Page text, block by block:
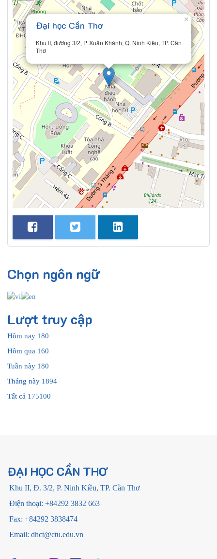
Đại học Cần Thơ
Khu II, đường 3/2, P. Xuân Khánh, Q. Ninh Kiều, TP. Cần
Thơ
×
Chọn ngôn ngữ
Lượt truy cập
Hôm nay 180
Hôm qua 160
Tuần này 180
Tháng này 1894
Tất cả 175100
ĐẠI HỌC CẦN THƠ
Khu II, Đ. 3/2, P. Ninh Kiều, TP. Cần Thơ
Điện thoại: +84292 3832 663
Fax: +84292 3838474
Email: dhct@ctu.edu.vn